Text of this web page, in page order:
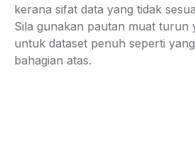
kerana sifat data yang tidak
Sila gunakan pautan muat turun
untuk dataset penuh seperti
bahagian atas.